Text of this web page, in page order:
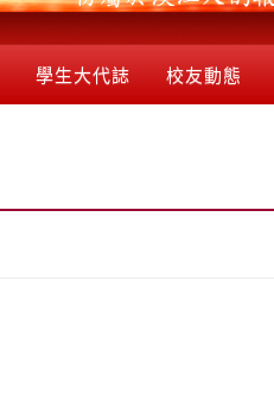
學生大代誌 校友動態